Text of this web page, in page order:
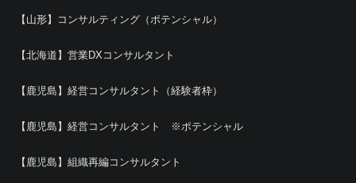
【山形】コンサルティング（ポテンシャル）
【北海道】営業DXコンサルタント
【鹿児島】経営コンサルタント（経験者枠）
【鹿児島】経営コンサルタント ※ポテンシャル
【鹿児島】組織再編コンサルタント